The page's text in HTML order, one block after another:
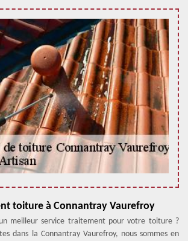
toiture à Connantray Vaurefroy
meilleur service traitement pour votre toiture ?
dans la Connantray Vaurefroy, nous sommes en